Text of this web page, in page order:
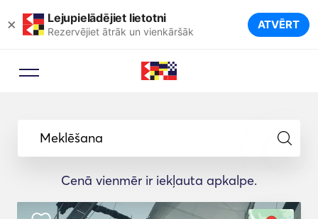
× Lejupielādējiet lietotni
Rezervējiet ātrāk un vienkāršāk ATVĒRT
Meklēšana
Cenā vienmēr ir iekļauta apkalpe.